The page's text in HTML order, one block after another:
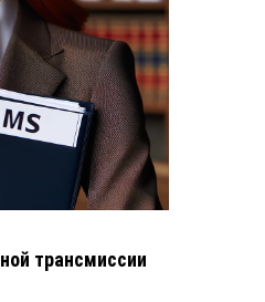
трансмиссии